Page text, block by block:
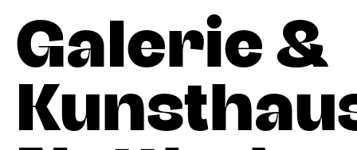
Galerie &